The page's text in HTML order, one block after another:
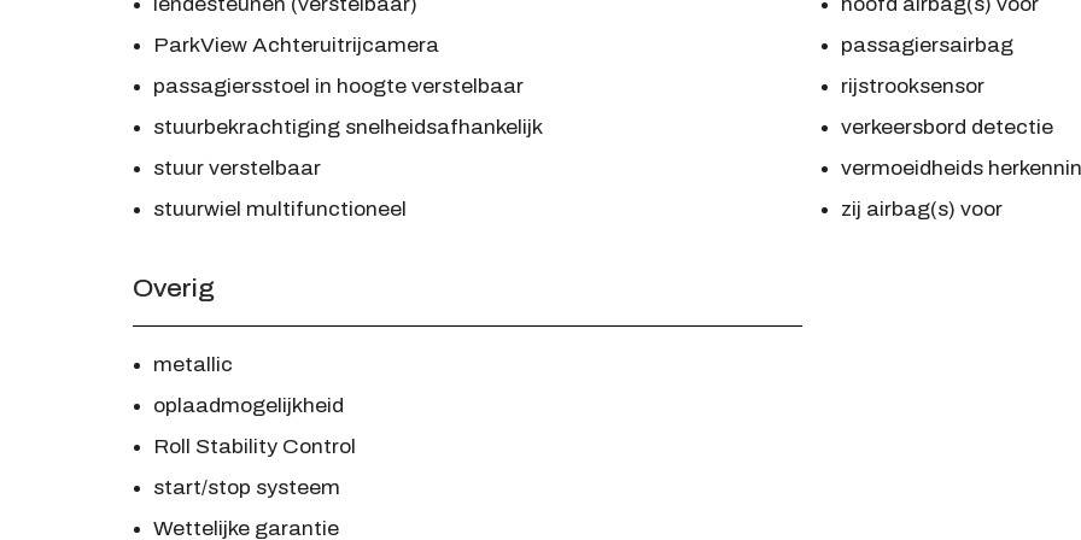
lendesteunen (verstelbaar)
ParkView Achteruitrijcamera
passagiersstoel in hoogte verstelbaar
stuurbekrachtiging snelheidsafhankelijk
stuur verstelbaar
stuurwiel multifunctioneel
hoofd airbag(s) voor
passagiersairbag
rijstrooksensor
verkeersbord detectie
vermoeidheids
zij airbag(s) voor
Overig
metallic
oplaadmogelijkheid
Roll Stability Control
start/stop systeem
Wettelijke garantie